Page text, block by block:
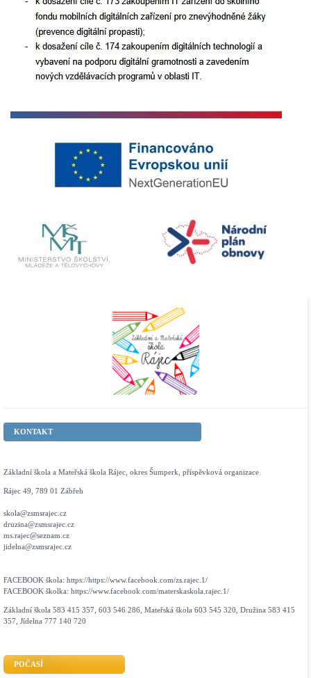
KONTAKT
Základní škola a Mateřská škola Rájec, okres Šumperk, příspěvková organizace
Rájec 49, 789 01 Zábřeh
skola@zsmsrajec.cz
druzina@zsmsrajec.cz
ms.rajec@seznam.cz
jidelna@zsmsrajec.cz
FACEBOOK škola: https://https://www.facebook.com/zs.rajec.1/
FACEBOOK školka: https://www.facebook.com/materskaskola.rajec.1/
Základní škola 583 415 357, 603 546 286, Mateřská škola 603 545 320, Družina 583 415
357, Jídelna 777 140 720
POČASÍ